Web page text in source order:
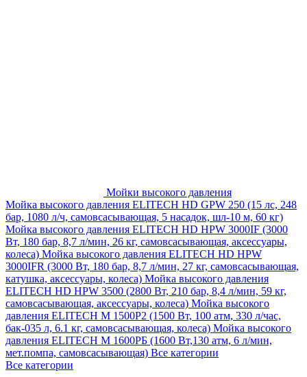
Мойки высокого давления
Мойка высокого давления ELITECH HD GPW 250 (15 лс, 248
бар, 1080 л/ч, самовсасывающая, 5 насадок, шл-10 м, 60 кг)
Мойка высокого давления ELITECH HD HPW 3000IF (3000
Вт, 180 бар, 8,7 л/мин, 26 кг, самовсасывающая, аксессуары,
колеса) Мойка высокого давления ELITECH HD HPW
3000IFR (3000 Вт, 180 бар, 8,7 л/мин, 27 кг, самовсасывающая,
катушка, аксессуары, колеса) Мойка высокого давления
ELITECH HD HPW 3500 (2800 Вт, 210 бар, 8,4 л/мин, 59 кг,
самовсасывающая, аксессуары, колеса) Мойка высокого
давления ELITECH M 1500P2 (1500 Вт, 100 атм, 330 л/час,
бак-035 л, 6.1 кг, самовсасывающая, колеса) Мойка высокого
давления ELITECH М 1600РБ (1600 Вт,130 атм, 6 л/мин,
мет.помпа, самовсасывающая) Все категории
Все категории